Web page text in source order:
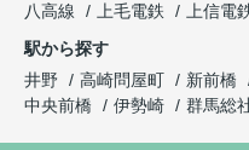
八高線
上毛電鉄 上信電
駅から探す
井野
高崎問屋町 新前橋
中央前橋
伊勢崎 群馬総